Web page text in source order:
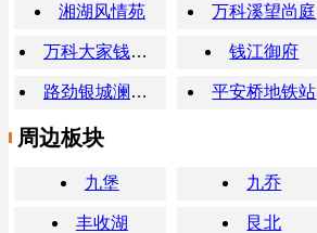
湘湖风情苑 万科溪望尚庭
万科大家钱塘府 钱江御府
路劲银城澜仕里 平安桥地铁站
周边板块
九堡 九乔
丰收湖 艮北